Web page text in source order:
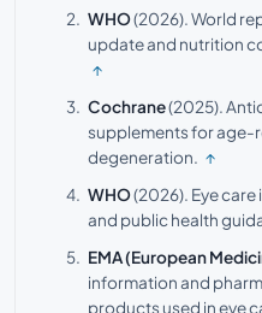
WHO(2026).World
update and nutrition
↑
Cochrane(2025).
supplements for age-
degeneration. ↑
WHO(2026). Eye
and public health
EMA (European
information and
products used in eye